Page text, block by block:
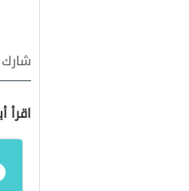
شارك
اقرأ